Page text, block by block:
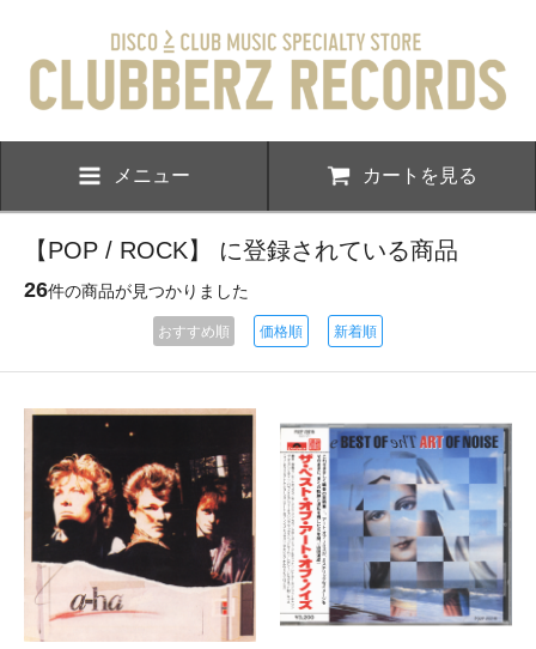
メニュー カートを見る
【POP / ROCK】 に登録されている商品
26件の商品が見つかりました
おすすめ順 価格順 新着順